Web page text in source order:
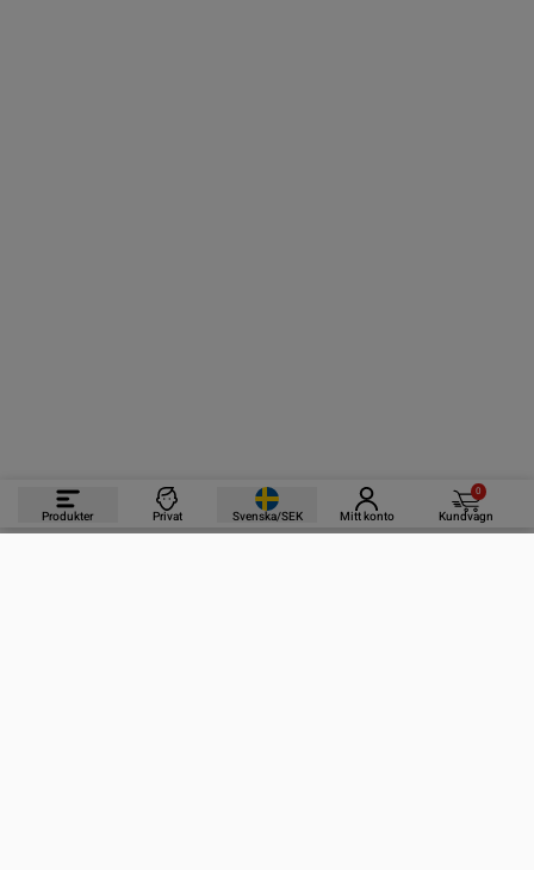
Produkter Privat Svenska/SEK Mitt konto
0
Kundvagn